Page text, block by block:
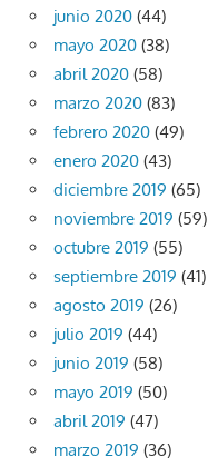
junio 2020 (44)
mayo 2020 (38)
abril 2020 (58)
marzo 2020 (83)
febrero 2020 (49)
enero 2020 (43)
diciembre 2019 (65)
noviembre 2019 (59)
octubre 2019 (55)
septiembre 2019 (41)
agosto 2019 (26)
julio 2019 (44)
junio 2019 (58)
mayo 2019 (50)
abril 2019 (47)
marzo 2019 (36)